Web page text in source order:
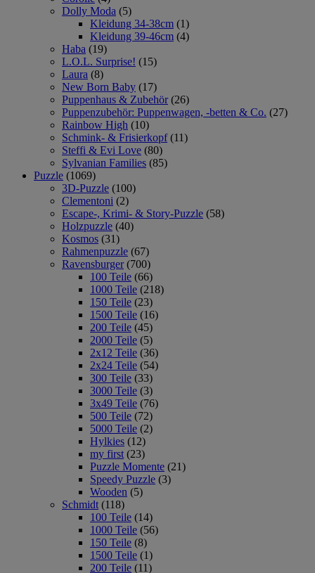
Dolly Moda (5)
Kleidung 34-38cm (1)
Kleidung 39-46cm (4)
Haba (19)
L.O.L. Surprise! (15)
Laura (8)
New Born Baby (17)
Puppenhaus & Zubehör (26)
Puppenzubehör: Puppenwagen, -betten & Co. (27)
Rainbow High (10)
Schmink- & Frisierkopf (11)
Steffi & Evi Love (80)
Sylvanian Families (85)
Puzzle (1069)
3D-Puzzle (100)
Clementoni (2)
Escape-, Krimi- & Story-Puzzle (58)
Holzpuzzle (40)
Kosmos (31)
Rahmenpuzzle (67)
Ravensburger (700)
100 Teile (66)
1000 Teile (218)
150 Teile (23)
1500 Teile (16)
200 Teile (45)
2000 Teile (5)
2x12 Teile (36)
2x24 Teile (54)
300 Teile (33)
3000 Teile (3)
3x49 Teile (76)
500 Teile (72)
5000 Teile (2)
Hylkies (12)
my first (23)
Puzzle Momente (21)
Speedy Puzzle (3)
Wooden (5)
Schmidt (118)
100 Teile (14)
1000 Teile (56)
150 Teile (8)
1500 Teile (1)
200 Teile (11)